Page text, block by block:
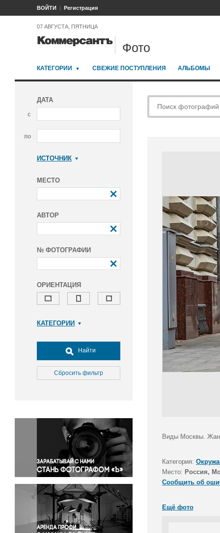
ВОЙТИ Регистрация
07 АВГУСТА, ПЯТНИЦА
Фото
КАТЕГОРИИ СВЕЖИЕ ПОСТУПЛЕНИЯ АЛЬБОМЫ
ДАТА
с
по
ИСТОЧНИК
МЕСТО
АВТОР
№ ФОТОГРАФИИ
ОРИЕНТАЦИЯ
КАТЕГОРИИ
Досуг, туризм и отдых
Культура
Медицина
Окружающая среда
Политика
Правосудие
Происшествия и конфликты
Религия
Светская жизнь
Спорт
Экология
Экономика и бизнес
Найти
Сбросить фильтр
Виды Москвы.
Категория:
Место: Россия,
Сообщить об
Ещё фото